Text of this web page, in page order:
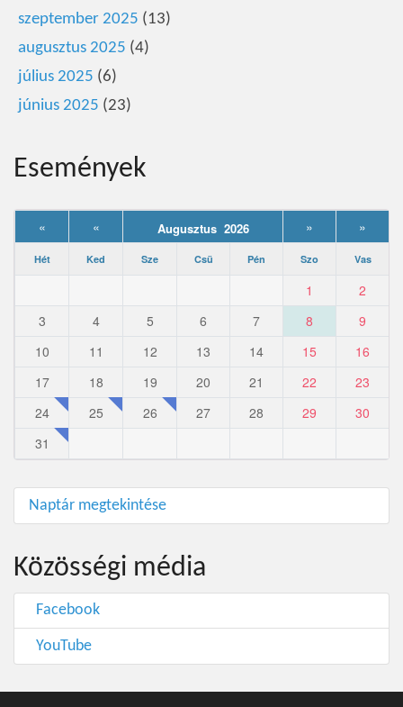
szeptember 2025 (13)
augusztus 2025 (4)
július 2025 (6)
június 2025 (23)
Események
« « Augusztus 2026 » »
Hét Ked Sze Csü Pén Szo Vas
1
2
3
4 5 6 7 8
9
10
11 12 13 14 15
16
17
18 19 20 21 22
23
24
25 26 27 28 29
30
31
Naptár megtekintése
Közösségi média
Facebook
YouTube